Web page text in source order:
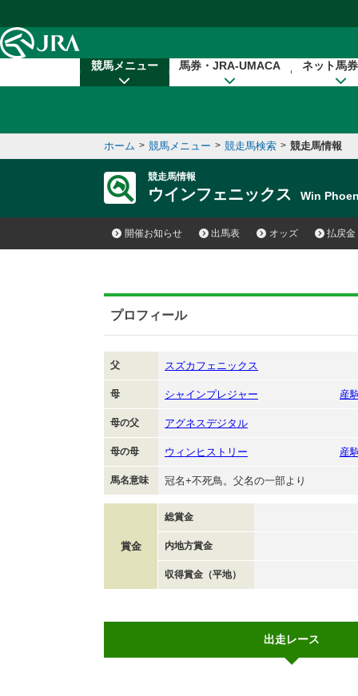
競馬メニュー 馬券・JRA-UMACA ネット馬
ホーム > 競馬メニュー > 競走馬検索 > 競走馬情報
競走馬情報
ウインフェニックス Win
開催お知らせ 出馬表 オッズ 払戻金
プロフィール
父 スズカフェニックス
母 シャインプレジャー 産
母の父 アグネスデジタル
母の母 ウィンヒストリー 産
馬名意味 冠名+不死鳥。父名の一部より
賞金
総賞金
内地方賞金
収得賞金（平地）
出走レース